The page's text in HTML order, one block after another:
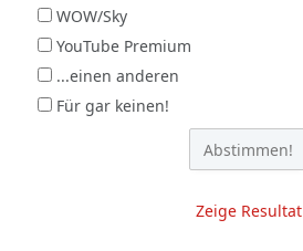
WOW/Sky
YouTube Premium
...einen anderen
Für gar keinen!
Zeige Resultat